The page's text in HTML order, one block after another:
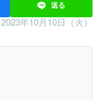
送る
2023年10月10日（火）